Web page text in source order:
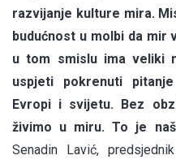
razvijanje kulture mira.
budućnost u molbi da mir
u tom smislu ima veliki
uspjeti pokrenuti
Evropi i svijetu. Bez
živimo u miru. To je
Senadin Lavić,